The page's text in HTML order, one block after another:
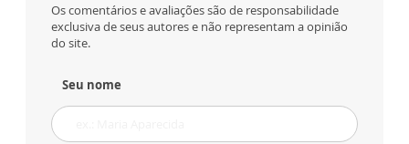
Os comentários e avaliações são de responsabilidade
exclusiva de seus autores e não representam a opinião
do site.
Seu nome